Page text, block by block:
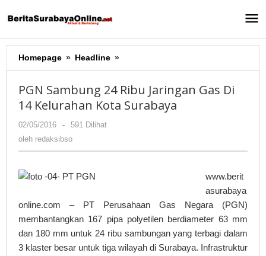
ke
Homepage » Headline »
Sambung
Ribu
Jaringan
PGN Sambung 24 Ribu Jaringan Gas Di
14 Kelurahan Kota Surabaya
02/05/2016
oleh
redaksibso
-
591 Dilihat
oleh redaksibso
www.berit
asurabaya
online.com – PT Perusahaan Gas Negara (PGN)
membantangkan 167 pipa polyetilen berdiameter 63 mm
dan 180 mm untuk 24 ribu sambungan yang terbagi dalam
3 klaster besar untuk tiga wilayah di Surabaya. Infrastruktur